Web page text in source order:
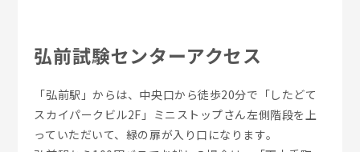
弘前試験センターアクセス
「弘前駅」からは、中央口から徒歩20分で「したどて
スカイパークビル2F」ミニストップさん左側階段を上
っていただいて、緑の扉が入り口になります。